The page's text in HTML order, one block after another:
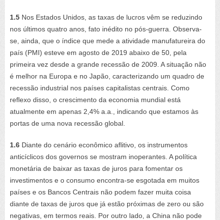
1.5 Nos Estados Unidos, as taxas de lucros vêm se reduzindo
nos últimos quatro anos, fato inédito no pós-guerra. Observa-
se, ainda, que o índice que mede a atividade manufatureira do
país (PMI) esteve em agosto de 2019 abaixo de 50, pela
primeira vez desde a grande recessão de 2009. A situação não
é melhor na Europa e no Japão, caracterizando um quadro de
recessão industrial nos países capitalistas centrais. Como
reflexo disso, o crescimento da economia mundial está
atualmente em apenas 2,4% a.a., indicando que estamos às
portas de uma nova recessão global.
1.6 Diante do cenário econômico aflitivo, os instrumentos
anticíclicos dos governos se mostram inoperantes. A política
monetária de baixar as taxas de juros para fomentar os
investimentos e o consumo encontra-se esgotada em muitos
países e os Bancos Centrais não podem fazer muita coisa
diante de taxas de juros que já estão próximas de zero ou são
negativas, em termos reais. Por outro lado, a China não pode